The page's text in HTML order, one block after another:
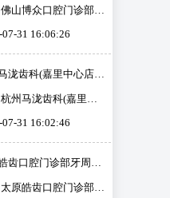
痛治疗、种植牙等多
，致力于为患者提供
患者在舒适的环境中
業服务，特别...
元起，助您轻松应对
扰，绽放健康微笑！
山博众口腔门诊部基
2018年，是一家独立
私立口腔医疗机构，
山市禅城区，面积达
方米。该门诊部拥有
验很丰富的医疗团
口腔修复等多种服
为患者提供更准、快
疗体验。...
07-31 16:06:26
泷齿科(嘉里中心店)
起，现推出优惠价仅
元起，优异机会，赶
州马泷齿科(嘉里中
心店)是一家成立于
的私立连锁口腔医
业面积达483平方
得杭州当地监管部门
，提供包括口腔身体
07-31 16:02:46
齿口腔门诊部牙周护
优质服务助您实现健
原皓齿口腔门诊部基